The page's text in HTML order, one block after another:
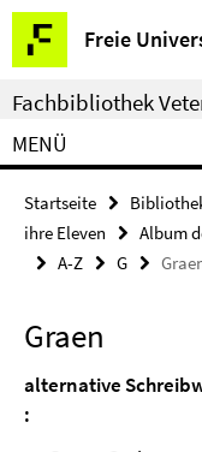
Springe
direkt
zu
Inhalt
Freie
Service-
Navigation
Fachbibliothek
MENÜ
Startseite
ihre Eleven
Album
A-Z
G
Graen
alternative
: